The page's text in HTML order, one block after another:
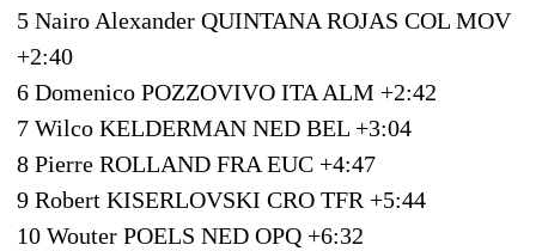
5 Nairo Alexander QUINTANA ROJAS COL MOV
+2:40
6 Domenico POZZOVIVO ITA ALM +2:42
7 Wilco KELDERMAN NED BEL +3:04
8 Pierre ROLLAND FRA EUC +4:47
9 Robert KISERLOVSKI CRO TFR +5:44
10 Wouter POELS NED OPQ +6:32